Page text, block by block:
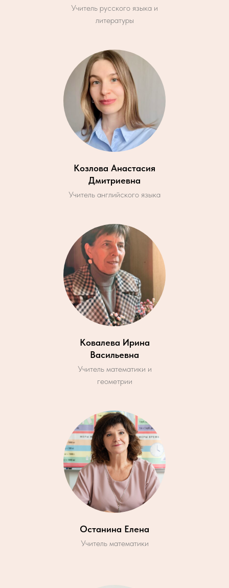
Учитель русского языка и
литературы
Козлова Анастасия
Дмитриевна
Учитель английского языка
Ковалева Ирина
Васильевна
Учитель математики и
геометрии
Останина Елена
Учитель математики